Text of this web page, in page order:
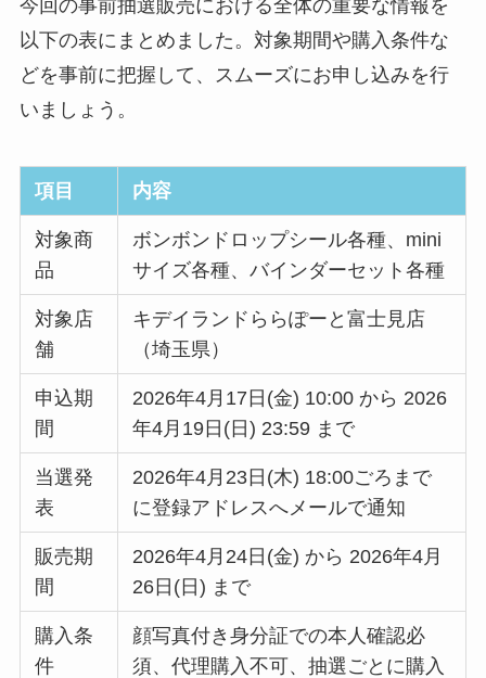
今回の事前抽選販売における全体の重要な情報を
以下の表にまとめました。対象期間や購入条件な
どを事前に把握して、スムーズにお申し込みを行
いましょう。
項目 内容
対象商
品
ボンボンドロップシール各種、mini
サイズ各種、バインダーセット各種
対象店
舗
キデイランドららぽーと富士見店
（埼玉県）
申込期
間
2026年4月17日(金) 10:00 から 2026
年4月19日(日) 23:59 まで
当選発
表
2026年4月23日(木) 18:00ごろまで
に登録アドレスへメールで通知
販売期
間
2026年4月24日(金) から 2026年4月
26日(日) まで
購入条
件
顔写真付き身分証での本人確認必
須、代理購入不可、抽選ごとに購入